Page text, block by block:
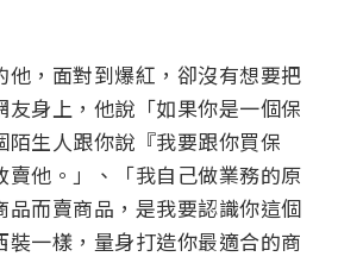
他，面對到爆紅，卻沒有想要把
身上，他說「如果你是一個保
陌生人跟你說『我要跟你買保
賣他。」、「我自己做業務的原
品而賣商品，是我要認識你這個
裝一樣，量身打造你最適合的商